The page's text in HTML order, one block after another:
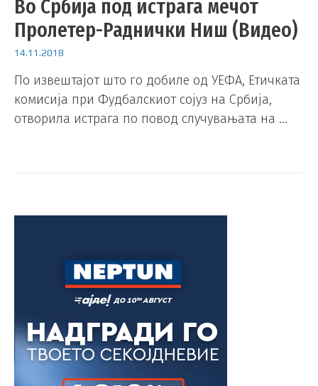
Во Србија под истрага мечот
Пролетер-Раднички Ниш (Видео)
14.11.2018
По извештајот што го добиле од УЕФА, Етичката
комисија при Фудбалскиот сојуз на Србија,
отворила истрага по повод случувањата на …